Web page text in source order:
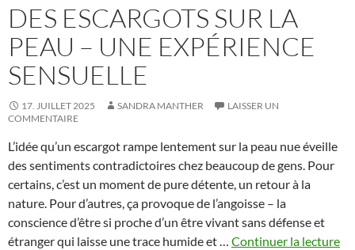
DES ESCARGOTS SUR LA
PEAU – UNE EXPÉRIENCE
SENSUELLE
17. JUILLET 2025 SANDRA MANTHER
LAISSER UN
COMMENTAIRE
L’idée qu’un escargot rampe lentement sur la peau nue éveille
des sentiments contradictoires chez beaucoup de gens. Pour
certains, c’est un moment de pure détente, un retour à la
nature. Pour d’autres, ça provoque de l’angoisse – la
conscience d’être si proche d’un être vivant sans défense et
étranger qui laisse une trace humide et … Continuer la lecture